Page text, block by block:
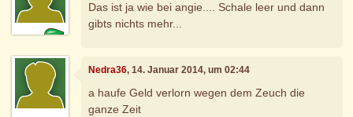
Das ist ja wie bei angie.... Schale leer und dann
gibts nichts mehr...
Nedra36, 14. Januar 2014, um 02:44
a haufe Geld verlorn wegen dem Zeuch die
ganze Zeit